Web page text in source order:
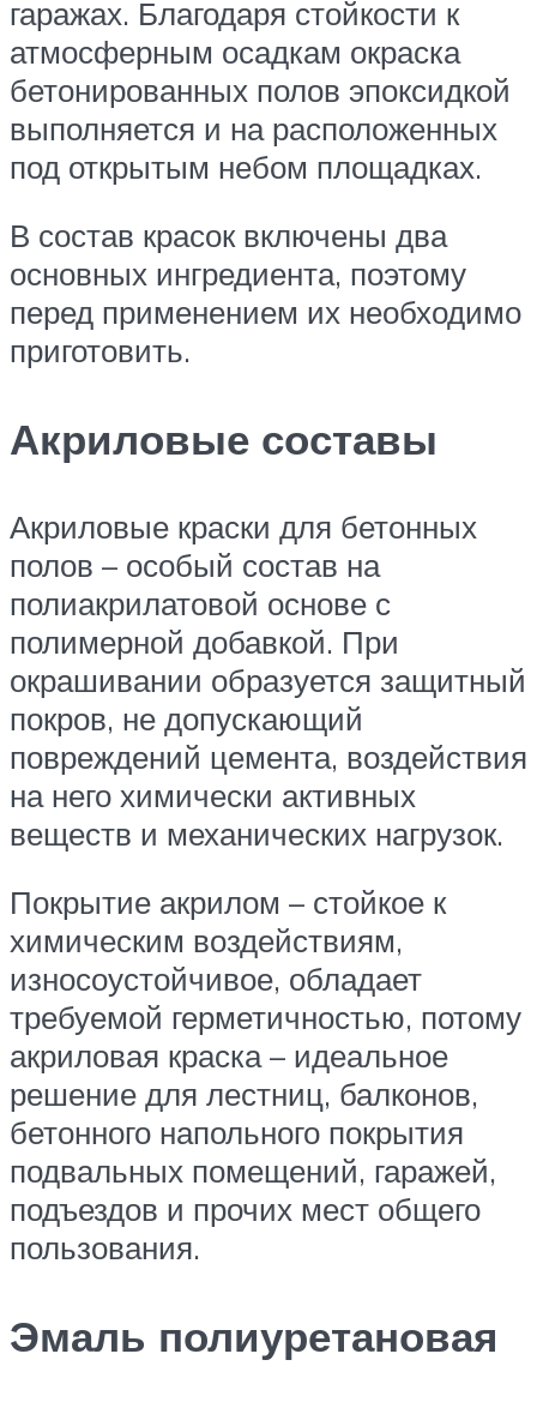
гаражах. Благодаря стойкости к
атмосферным осадкам окраска
бетонированных полов эпоксидкой
выполняется и на расположенных
под открытым небом площадках.
В состав красок включены два
основных ингредиента, поэтому
перед применением их необходимо
приготовить.
Акриловые составы
Акриловые краски для бетонных
полов – особый состав на
полиакрилатовой основе с
полимерной добавкой. При
окрашивании образуется защитный
покров, не допускающий
повреждений цемента, воздействия
на него химически активных
веществ и механических нагрузок.
Покрытие акрилом – стойкое к
химическим воздействиям,
износоустойчивое, обладает
требуемой герметичностью, потому
акриловая краска – идеальное
решение для лестниц, балконов,
бетонного напольного покрытия
подвальных помещений, гаражей,
подъездов и прочих мест общего
пользования.
Эмаль полиуретановая